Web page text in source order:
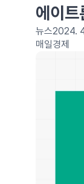
에이
뉴스2024.
매일경제